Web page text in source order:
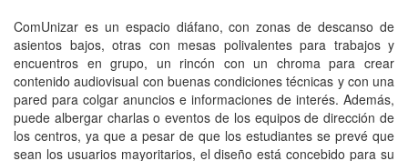
ComUnizar es un espacio diáfano, con zonas de descanso de
asientos bajos, otras con mesas polivalentes para trabajos y
encuentros en grupo, un rincón con un chroma para crear
contenido audiovisual con buenas condiciones técnicas y con una
pared para colgar anuncios e informaciones de interés. Además,
puede albergar charlas o eventos de los equipos de dirección de
los centros, ya que a pesar de que los estudiantes se prevé que
sean los usuarios mayoritarios, el diseño está concebido para su